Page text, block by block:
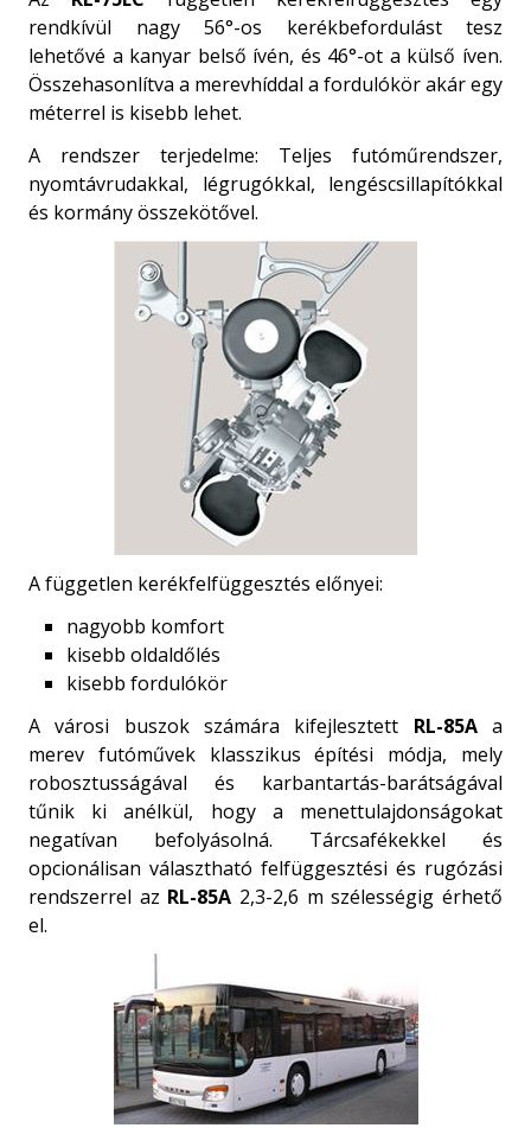
rendkívül nagy 56°-os kerékbefordulást tesz
lehetővé a kanyar belső ívén, és 46°-ot a külső íven.
Összehasonlítva a merevhíddal a fordulókör akár egy
méterrel is kisebb lehet.
A rendszer terjedelme: Teljes futóműrendszer,
nyomtávrudakkal, légrugókkal, lengéscsillapítókkal
és kormány összekötővel.
A független kerékfelfüggesztés előnyei:
nagyobb komfort
kisebb oldaldőlés
kisebb fordulókör
A városi buszok számára kifejlesztett RL-85Aa
merev futóművek klasszikus építési módja, mely
robosztusságával és karbantartás-barátságával
tűnik ki anélkül, hogy a menettulajdonságokat
negatívan befolyásolná. Tárcsafékekkel és
opcionálisan választható felfüggesztési és rugózási
rendszerrel az RL-85A 2,3-2,6 m szélességig érhető
el.